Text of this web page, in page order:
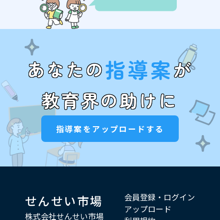
あなたの指導案が
教育界の助けに
指導案をアップロードする
せんせい市場
株式会社せんせい市場
会員登録・ログイン
アップロード